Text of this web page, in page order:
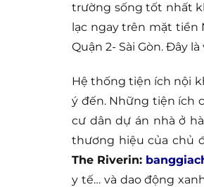
trường sống tốt nhất
lạc ngay trên mặt tiền
Quận 2- Sài Gòn. Đây
Hệ thống tiện ích nội
ý đến. Những tiện ích
cư dân dự án nhà ở
thương hiệu của chủ
The Riverin:
y tế… và dao động